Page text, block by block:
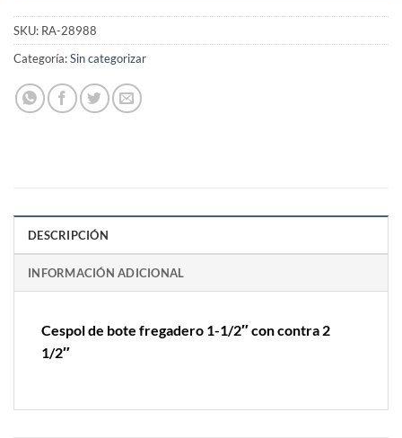
SKU: RA-28988
Categoría:Sin categorizar
DESCRIPCIÓN
INFORMACIÓN ADICIONAL
Cespol de bote fregadero 1-1/2″ con contra 2
1/2″